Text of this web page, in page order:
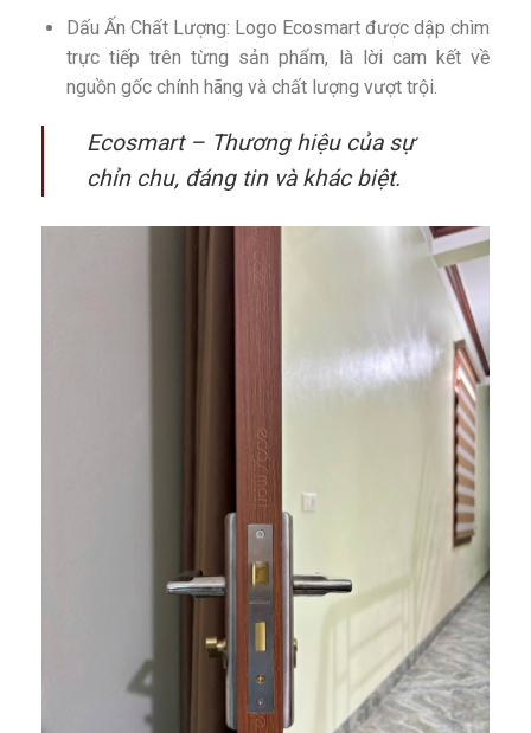
Dấu Ấn Chất Lượng: Logo Ecosmart được dập chìm
trực tiếp trên từng sản phẩm, là lời cam kết về
nguồn gốc chính hãng và chất lượng vượt trội.
Ecosmart – Thương hiệu của sự
chỉn chu, đáng tin và khác biệt.